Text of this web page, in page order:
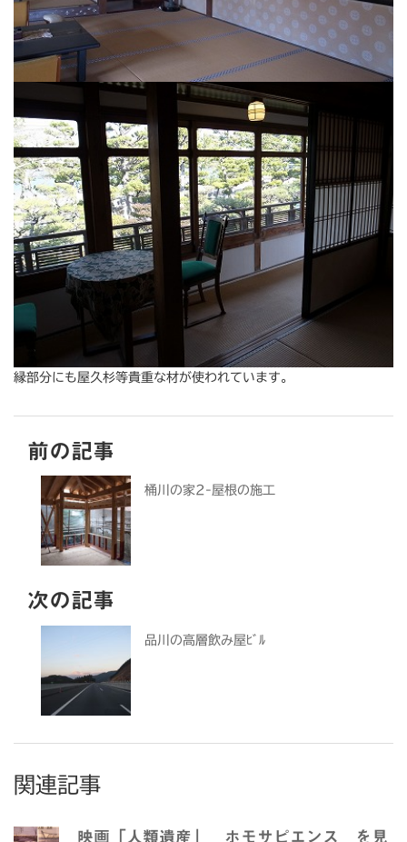
縁部分にも屋久杉等貴重な材が使われています。
前の記事
桶川の家2-屋根の施工
次の記事
品川の高層飲み屋ﾋﾞﾙ
関連記事
映画「人類遺産」 ホモサピエンス を見